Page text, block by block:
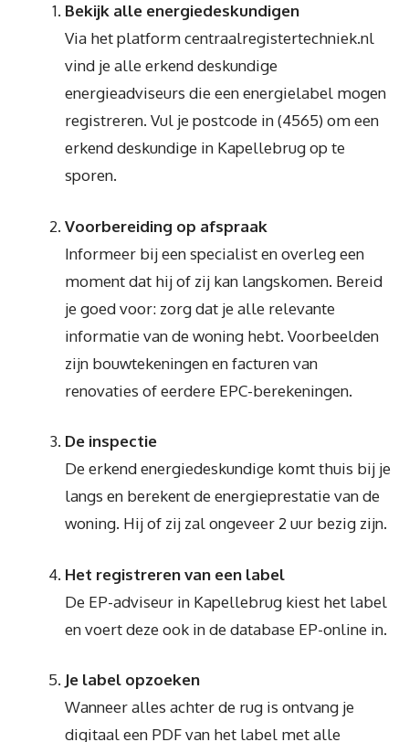
Bekijk alle energiedeskundigen
Via het platform centraalregistertechniek.nl
vind je alle erkend deskundige
energieadviseurs die een energielabel mogen
registreren. Vul je postcode in (4565) om een
erkend deskundige in Kapellebrug op te
sporen.
Voorbereiding op afspraak
Informeer bij een specialist en overleg een
moment dat hij of zij kan langskomen. Bereid
je goed voor: zorg dat je alle relevante
informatie van de woning hebt. Voorbeelden
zijn bouwtekeningen en facturen van
renovaties of eerdere EPC-berekeningen.
De inspectie
De erkend energiedeskundige komt thuis bij je
langs en berekent de energieprestatie van de
woning. Hij of zij zal ongeveer 2 uur bezig zijn.
Het registreren van een label
De EP-adviseur in Kapellebrug kiest het label
en voert deze ook in de database EP-online in.
Je label opzoeken
Wanneer alles achter de rug is ontvang je
digitaal een PDF van het label met alle